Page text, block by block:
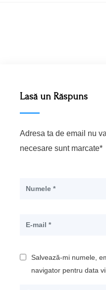
Lasă un Răspuns
Adresa ta de email nu
necesare sunt marcate*
Salvează-mi numele,
navigator pentru data